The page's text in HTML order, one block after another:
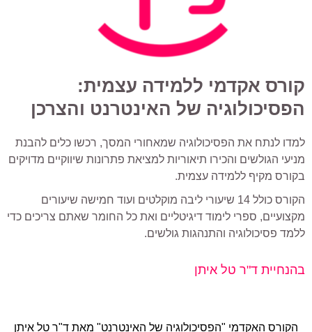
קורס אקדמי ללמידה עצמית:
הפסיכולוגיה של האינטרנט והצרכן
למדו לנתח את הפסיכולוגיה שמאחורי המסך, רכשו כלים להבנת
מניעי הגולשים והכירו תיאוריות למציאת פתרונות שיווקיים מדויקים
בקורס מקיף ללמידה עצמית.
הקורס כולל 14 שיעורי ליבה מוקלטים ועוד חמישה שיעורים
מקצועיים, ספרי לימוד דיגיטליים ואת כל החומר שאתם צריכים כדי
ללמד פסיכולוגיה והתנהגות גולשים.
בהנחיית ד"ר טל איתן
הקורס האקדמי "הפסיכולוגיה של האינטרנט" מאת ד"ר טל איתן